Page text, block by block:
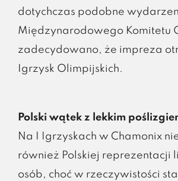
dotychczas podobne
Międzynarodowego Komitetu
zadecydowano, że impreza
Igrzysk Olimpijskich.
Polski wątek z lekkim
Na I Igrzyskach w Chamonix
również Polskiej reprezentacji
osób, choć w rzeczywistości